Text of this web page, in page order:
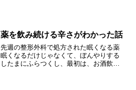
薬を飲み続ける辛さがわかった話
先週の整形外科で処方された眠くなる薬
眠くなるだけじゃなくて、ぼんやりする
したまにふらつくし、最初は、お酒飲ま